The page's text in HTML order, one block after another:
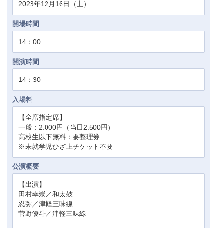
2023年12月16日（土）
開場時間
14：00
開演時間
14：30
入場料
【全席指定席】
一般：2,000円（当日2,500円）
高校生以下無料：要整理券
※未就学児ひざ上チケット不要
公演概要
【出演】
田村幸崇／和太鼓
忍弥／津軽三味線
菅野優斗／津軽三味線